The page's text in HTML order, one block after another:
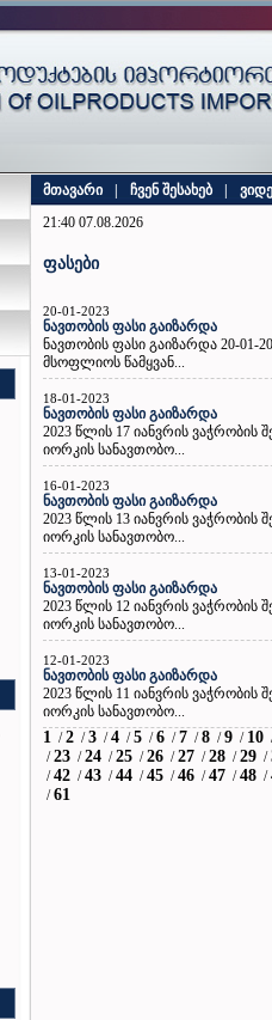
მთავარი ჩვენ შესახებ
21:40 07.08.2026
ფასები
20-01-2023
ნავთობის ფასი გაიზარდა
ნავთობის ფასი გაიზარდა 20-01-
მსოფლიოს წამყვან...
18-01-2023
ნავთობის ფასი გაიზარდა
2023 წლის 17 იანვრის
იორკის სანავთობო...
16-01-2023
ნავთობის ფასი გაიზარდა
2023 წლის 13 იანვრის
იორკის სანავთობო...
13-01-2023
ნავთობის ფასი გაიზარდა
2023 წლის 12 იანვრის
იორკის სანავთობო...
12-01-2023
ნავთობის ფასი გაიზარდა
2023 წლის 11 იანვრის
იორკის სანავთობო...
1 / 2 / 3 / 4 / 5 / 6 / 7 / 8 / 9 / 10
/ 23 / 24 / 25 / 26 / 27 / 28 / 29 /
/ 42 / 43 / 44 / 45 / 46 / 47 / 48 /
/ 61